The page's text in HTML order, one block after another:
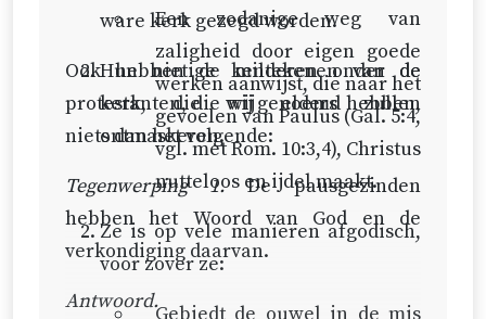
Een zodanige weg van
zaligheid door eigen goede
werken aanwijst, die naar het
gevoelen van Paulus (Gal. 5:4,
vgl. metRom. 10:3,4), Christus
nutteloos en ijdel maakt.
Ze is op vele manieren afgodisch,
voor zover ze:
ware kerk gezegd worden.
Hun nietige kentekenen van de
kerk, die wij elders zullen
ontmaskeren.
Ook hebben de milderen onder de
protestanten, die wij genoemd hebben,
niets dan het volgende:
Tegenwerping 1.De pausgezinden
hebben het Woord van God en de
verkondiging daarvan.
Antwoord.